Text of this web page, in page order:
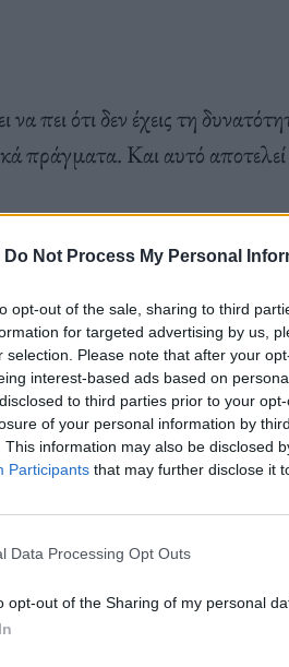
Do Not Process My Personal
opt-out of the sale, sharing to third
for targeted advertising by us,
selection. Please note that after your
interest-based ads based on
to third parties prior to your
of your personal information by
This information may also be disclosed
Participants that may further disclose it
Data Processing Opt Outs
opt-out of the Sharing of my personal
πει ότι δεν έχεις τη
πράγματα. Και αυτό
να τη σφετερίζεται. Είναι